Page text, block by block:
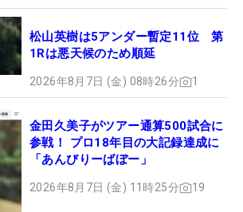
松山英樹は5アンダー暫定11位 第
1Rは悪天候のため順延
2026年8月7日 (金) 08時26分 1
金田久美子がツアー通算500試合に
参戦！ プロ18年目の大記録達成に
「あんびりーばぼー」
2026年8月7日 (金) 11時25分 19